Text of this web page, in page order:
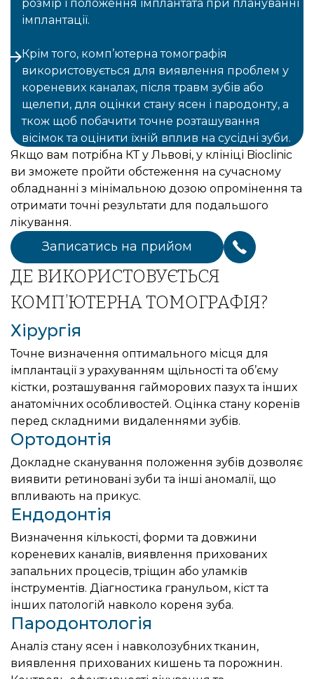
розмір і положення імплантата при плануванні
імплантації.
Крім того, комп’ютерна томографія
використовується для виявлення проблем у
кореневих каналах, після травм зубів або
щелепи, для оцінки стану ясен і пародонту, а
ткож щоб побачити точне розташування
вісімок та оцінити їхній вплив на сусідні зуби.
Якщо вам потрібна КТ у Львові, у клініці Bioclinic
ви зможете пройти обстеження на сучасному
обладнанні з мінімальною дозою опромінення та
отримати точні результати для подальшого
лікування.
Записатись на прийом
ДЕ ВИКОРИСТОВУЄТЬСЯ
КОМП’ЮТЕРНА ТОМОГРАФІЯ?
Хірургія
Точне визначення оптимального місця для
імплантації з урахуванням щільності та об’єму
кістки, розташування гайморових пазух та інших
анатомічних особливостей. Оцінка стану коренів
перед складними видаленнями зубів.
Ортодонтія
Докладне сканування положення зубів дозволяє
виявити ретиновані зуби та інші аномалії, що
впливають на прикус.
Ендодонтія
Визначення кількості, форми та довжини
кореневих каналів, виявлення прихованих
запальних процесів, тріщин або уламків
інструментів. Діагностика гранульом, кіст та
інших патологій навколо кореня зуба.
Пародонтологія
Аналіз стану ясен і навколозубних тканин,
виявлення прихованих кишень та порожнин.